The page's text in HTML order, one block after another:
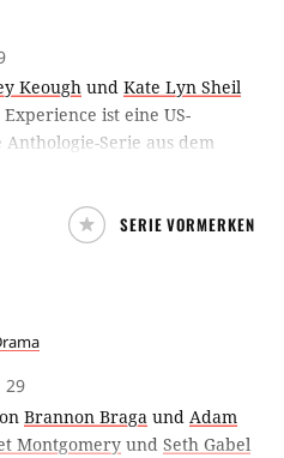
Keough und Kate Lyn Sheil
ist eine US-
Serie aus dem
Kinofilm. Die
von der jungen Studentin
die sich ihre Ausbildung als
SERIE VORMERKEN
29
Brannon Braga und Adam
Montgomery und Seth Gabel